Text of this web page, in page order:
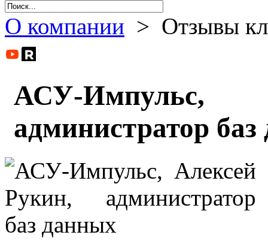
О компании > Отзывы
АСУ-
администратор